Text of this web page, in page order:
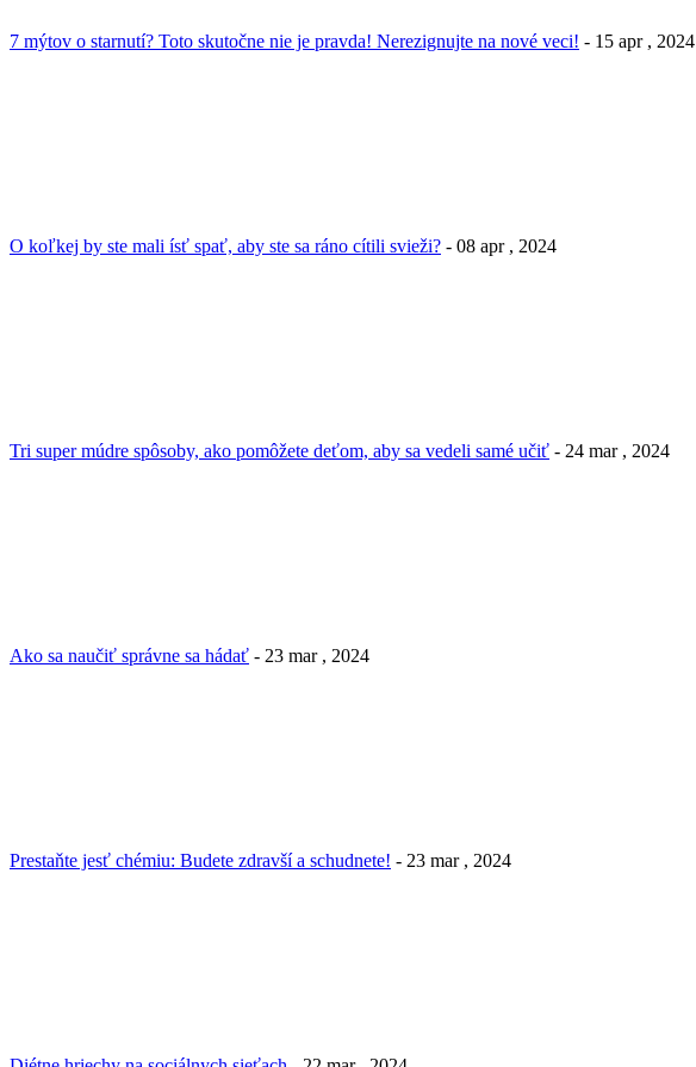
7 mýtov o starnutí? Toto skutočne nie je pravda! Nerezignujte na nové veci! - 15 apr , 2024
O koľkej by ste mali ísť spať, aby ste sa ráno cítili svieži? - 08 apr , 2024
Tri super múdre spôsoby, ako pomôžete deťom, aby sa vedeli samé učiť - 24 mar , 2024
Ako sa naučiť správne sa hádať - 23 mar , 2024
Prestaňte jesť chémiu: Budete zdravší a schudnete! - 23 mar , 2024